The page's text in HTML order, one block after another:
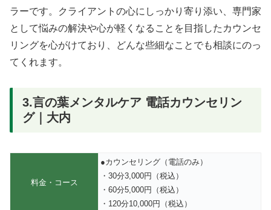
ラーです。クライアントの心にしっかり寄り添い、専門家
として悩みの解決や心が軽くなることを目指したカウンセ
リングを心がけており、どんな些細なことでも相談にのっ
てくれます。
3.言の葉メンタルケア 電話カウンセリン
グ｜大内
料金・コース
●カウンセリング（電話のみ）
・30分3,000円（税込）
・60分5,000円（税込）
・120分10,000円（税込）